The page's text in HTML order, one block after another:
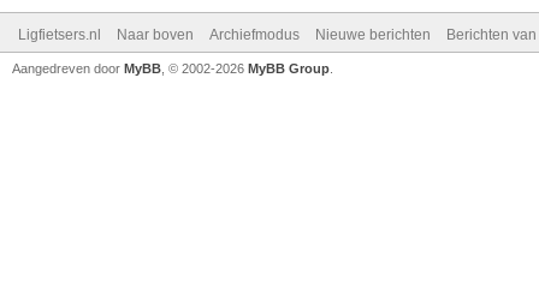
Ligfietsers.nl Naar boven Archiefmodus Nieuwe berichten Berichten
Aangedreven door MyBB , © 2002-2026 MyBB Group